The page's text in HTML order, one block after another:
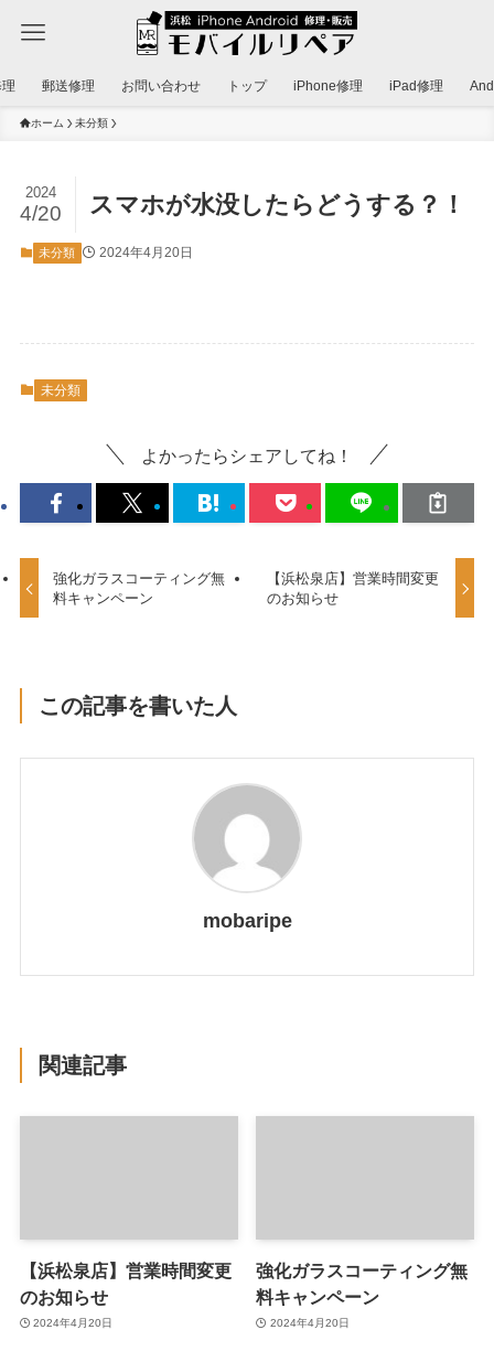
郵送修理 お問い合わせ トップ iPhone修理 iPad修理
ホーム 未分類
スマホが水没したらどうする？！
2024
4/20
未分類 2024年4月20日
未分類
よかったらシェアしてね！
強化ガラスコーティング無
料キャンペーン
【浜松泉店】営業時間変更
のお知らせ
この記事を書いた人
mobaripe
関連記事
【浜松泉店】営業時間変更
のお知らせ
2024年4月20日
強化ガラスコーティング無
料キャンペーン
2024年4月20日